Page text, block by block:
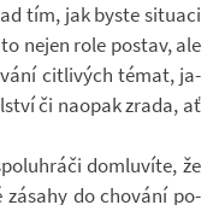
tím, jak byste si­tu­aci
nejen role po­stav, ale
cit­li­vých témat, ja­
či na­o­pak zrada, ať
do­mlu­víte, že
zá­sahy do cho­vání po­